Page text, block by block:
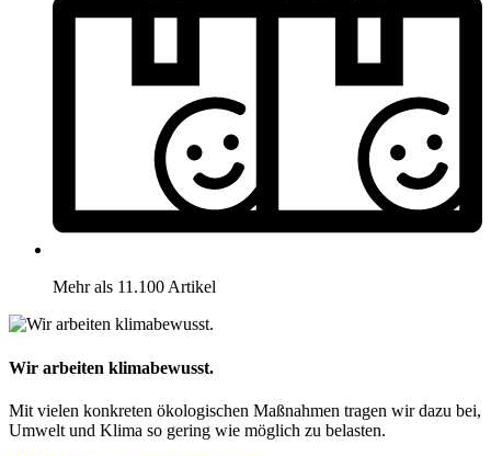
Mehr als 11.100 Artikel
Wir arbeiten klimabewusst.
Mit vielen konkreten ökologischen Maßnahmen tragen wir dazu bei,
Umwelt und Klima so gering wie möglich zu belasten.